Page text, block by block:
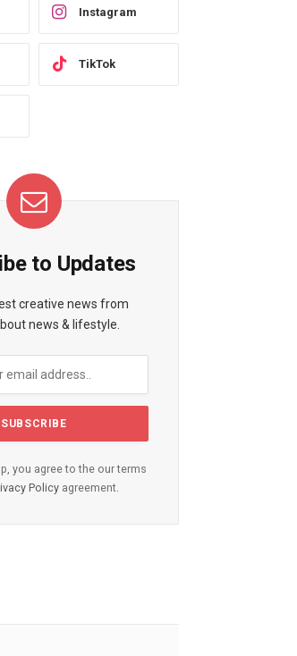
Instagram
TikTok
to Updates
creative news from
news & lifestyle.
you agree to the our terms
Policy agreement.